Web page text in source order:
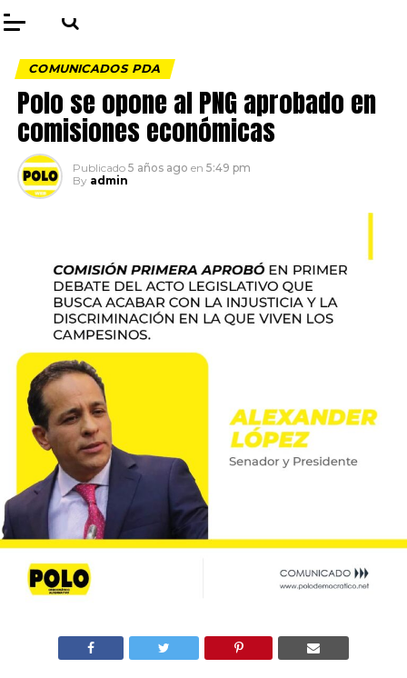
COMUNICADOS PDA
Polo se opone al PNG aprobado en
comisiones económicas
Publicado 5 años ago en 5:49 pm
By admin